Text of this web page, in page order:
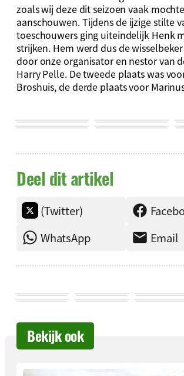
zoals wij deze dit seizoen vaak
aanschouwen. Tijdens de ijzige stilte
toeschouwers ging uiteindelijk Henk
strijken. Hem werd dus de
door onze organisator en nestor van
Harry Pelle. De tweede plaats was
Broshuis, de derde plaats voor
Deel dit artikel
(Twitter)
WhatsApp
Email
Bekijk ook